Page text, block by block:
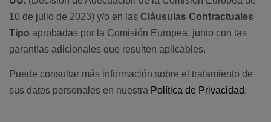
10 de julio de 2023) y/o en las Cláusulas Contractuales
Tipo aprobadas por la Comisión Europea, junto con las
garantías adicionales que resulten aplicables.
Puede consultar más información sobre el tratamiento de
sus datos personales en nuestra Política de Privacidad.